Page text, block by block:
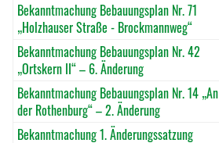
Bekanntmachung Bebauungsplan Nr. 71
„Holzhauser Straße - Brockmannweg“
Bekanntmachung Bebauungsplan Nr. 42
„Ortskern II“ – 6. Änderung
Bekanntmachung Bebauungsplan Nr. 14 „An
der Rothenburg“ – 2. Änderung
Bekanntmachung 1. Änderungssatzung